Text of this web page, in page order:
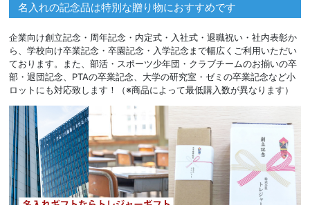
名入れの記念品は特別な贈り物におすすめです
企業向け創立記念・周年記念・内定式・入社式・退職祝い・社内表彰か
ら、学校向け卒業記念・卒園記念・入学記念まで幅広くご利用いただい
ております。また、部活・スポーツ少年団・クラブチームのお揃いの卒
部・退団記念、PTAの卒業記念、大学の研究室・ゼミの卒業記念など小
ロットにも対応致します！（※商品によって最低購入数が異なります）